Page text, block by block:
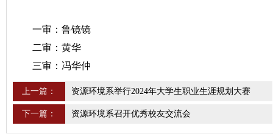
一审：鲁镜镜
二审：黄华
三审：冯华仲
上一篇： 资源环境系举行2024年大学生职业生涯规划大赛
下一篇： 资源环境系召开优秀校友交流会